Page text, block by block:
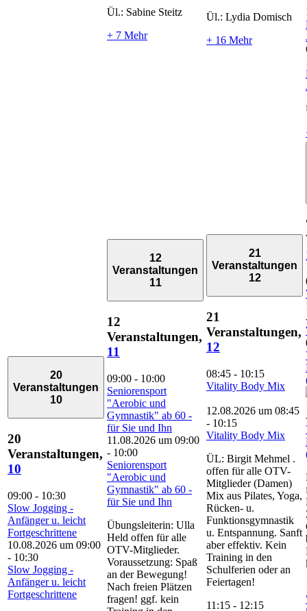
Ül.: Sabine Steitz
+ 7 Mehr
Ül.: Lydia Domisch
+ 16 Mehr
20
Veranstaltungen
10
20
Veranstaltungen,
10
09:00 - 10:30
Slow Jogging -
Anfänger u. leicht
Fortgeschrittene
10.08.2026 um 09:00
- 10:30
Slow Jogging -
Anfänger u. leicht
Fortgeschrittene
12
Veranstaltungen
11
12
Veranstaltungen,
11
09:00 - 10:00
Seniorensport
"Aerobic und
Gymnastik" ab 60 -
für Sie und Ihn
11.08.2026 um 09:00
- 10:00
Seniorensport
"Aerobic und
Gymnastik" ab 60 -
für Sie und Ihn
Übungsleiterin: Ulla
Held offen für alle
OTV-Mitglieder.
Voraussetzung: Spaß
an der Bewegung!
Nach freien Plätzen
fragen! ggf. kein
21
Veranstaltungen
12
21
Veranstaltungen,
12
08:45 - 10:15
Vitality Body Mix
12.08.2026 um 08:45
- 10:15
Vitality Body Mix
ÜL: Birgit Mehmel .
offen für alle OTV-
Mitglieder (Damen)
Mix aus Pilates, Yoga,
Rücken- u.
Funktionsgymnastik
u. Entspannung. Sanft
aber effektiv. Kein
Training in den
Schulferien oder an
Feiertagen!
11:15 - 12:15